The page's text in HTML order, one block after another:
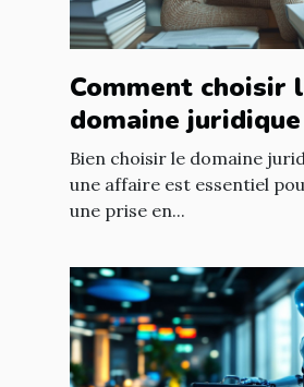
Comment choisir
domaine
votre affaire ?
Bien choisir le domaine
une affaire est essentiel
une prise en...